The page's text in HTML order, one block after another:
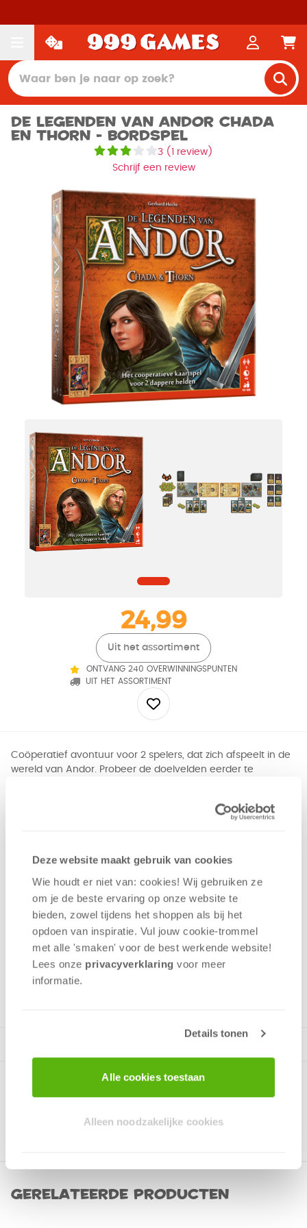
Deze website maakt gebruik van cookies
Wie houdt er niet van: cookies! Wij gebruiken ze
om je de beste ervaring op onze website te
bieden, zowel tijdens het shoppen als bij het
opdoen van inspiratie. Vul jouw cookie-trommel
met alle 'smaken' voor de best werkende website​!
Lees onze privacyverklaring voor meer
informatie.
Details tonen
Alle cookies toestaan
Alleen noodzakelijke cookies
De Legenden van Andor Chada
en Thorn - Bordspel
3( 1 review)
Schrijf een review
24,99
Uit het assortiment
ONTVANG 240 OVERWINNINGSPUNTEN
UIT HET ASSORTIMENT
Coöperatief avontuur voor 2 spelers, dat zich afspeelt in de
wereld van Andor. Probeer de doelvelden eerder te
reisschema's!Geen uitbreiding maar een compleet
COOP-2022" data-track-promo-creative="banner" data-
tijdelijk aanbieding!">
Geluk
2 - 2 spelers
Gerelateerde producten